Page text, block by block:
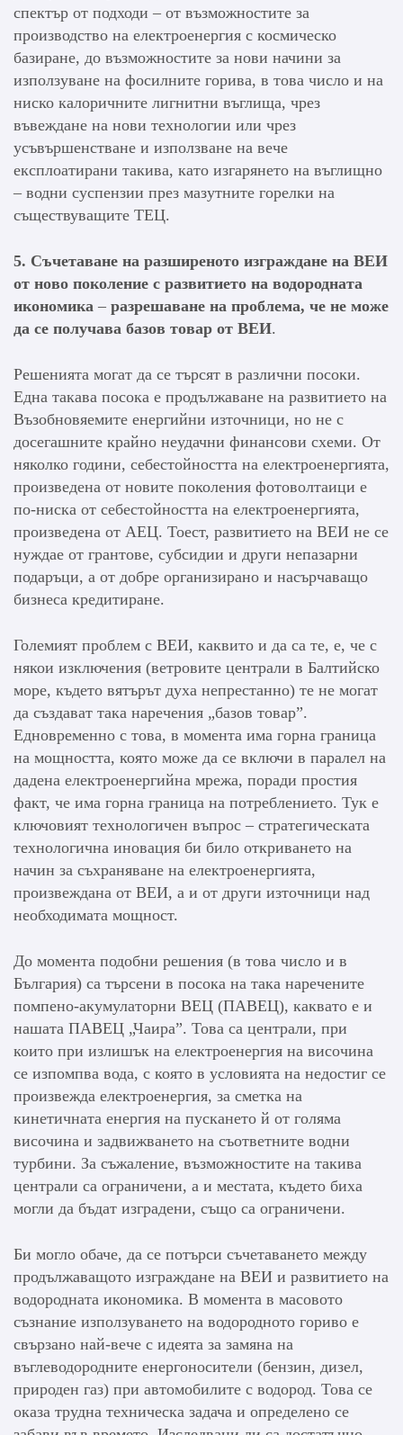
спектър от подходи – от възможностите за
производство на електроенергия с космическо
базиране, до възможностите за нови начини за
използуване на фосилните горива, в това число и на
ниско калоричните лигнитни въглища, чрез
въвеждане на нови технологии или чрез
усъвършенстване и използване на вече
експлоатирани такива, като изгарянето на въглищно
– водни суспензии през мазутните горелки на
съществуващите ТЕЦ.
5. Съчетаване на разширеното изграждане на ВЕИ
от ново поколение с развитието на водородната
икономика – разрешаване на проблема, че не може
да се получава базов товар от ВЕИ.
Решенията могат да се търсят в различни посоки.
Една такава посока е продължаване на развитието на
Възобновяемите енергийни източници, но не с
досегашните крайно неудачни финансови схеми. От
няколко години, себестойността на електроенергията,
произведена от новите поколения фотоволтаици е
по-ниска от себестойността на електроенергията,
произведена от АЕЦ. Тоест, развитието на ВЕИ не се
нуждае от грантове, субсидии и други непазарни
подаръци, а от добре организирано и насърчаващо
бизнеса кредитиране.
Големият проблем с ВЕИ, каквито и да са те, е, че с
някои изключения (ветровите централи в Балтийско
море, където вятърът духа непрестанно) те не могат
да създават така наречения „базов товар”.
Едновременно с това, в момента има горна граница
на мощността, която може да се включи в паралел на
дадена електроенергийна мрежа, поради простия
факт, че има горна граница на потреблението. Тук е
ключовият технологичен въпрос – стратегическата
технологична иновация би било откриването на
начин за съхраняване на електроенергията,
произвеждана от ВЕИ, а и от други източници над
необходимата мощност.
До момента подобни решения (в това число и в
България) са търсени в посока на така наречените
помпено-акумулаторни ВЕЦ (ПАВЕЦ), каквато е и
нашата ПАВЕЦ „Чаира”. Това са централи, при
които при излишък на електроенергия на височина
се изпомпва вода, с която в условията на недостиг се
произвежда електроенергия, за сметка на
кинетичната енергия на пускането й от голяма
височина и задвижването на съответните водни
турбини. За съжаление, възможностите на такива
централи са ограничени, а и местата, където биха
могли да бъдат изградени, също са ограничени.
Би могло обаче, да се потърси съчетаването между
продължаващото изграждане на ВЕИ и развитието на
водородната икономика. В момента в масовото
съзнание използуването на водородното гориво е
свързано най-вече с идеята за замяна на
въглеводородните енергоносители (бензин, дизел,
природен газ) при автомобилите с водород. Това се
оказа трудна техническа задача и определено се